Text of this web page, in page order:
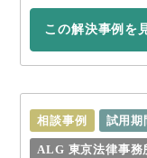
この解決事例を
相談事例 試用期
ALG 東京法律事務